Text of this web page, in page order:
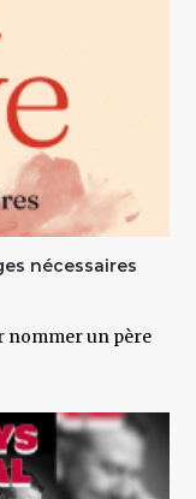
nécessaires
nommer un père